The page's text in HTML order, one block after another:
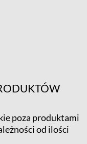
poza produktami
od ilości